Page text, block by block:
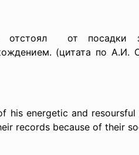
отстоял от посадки
(цитата по А.И.
energetic and
records because of their